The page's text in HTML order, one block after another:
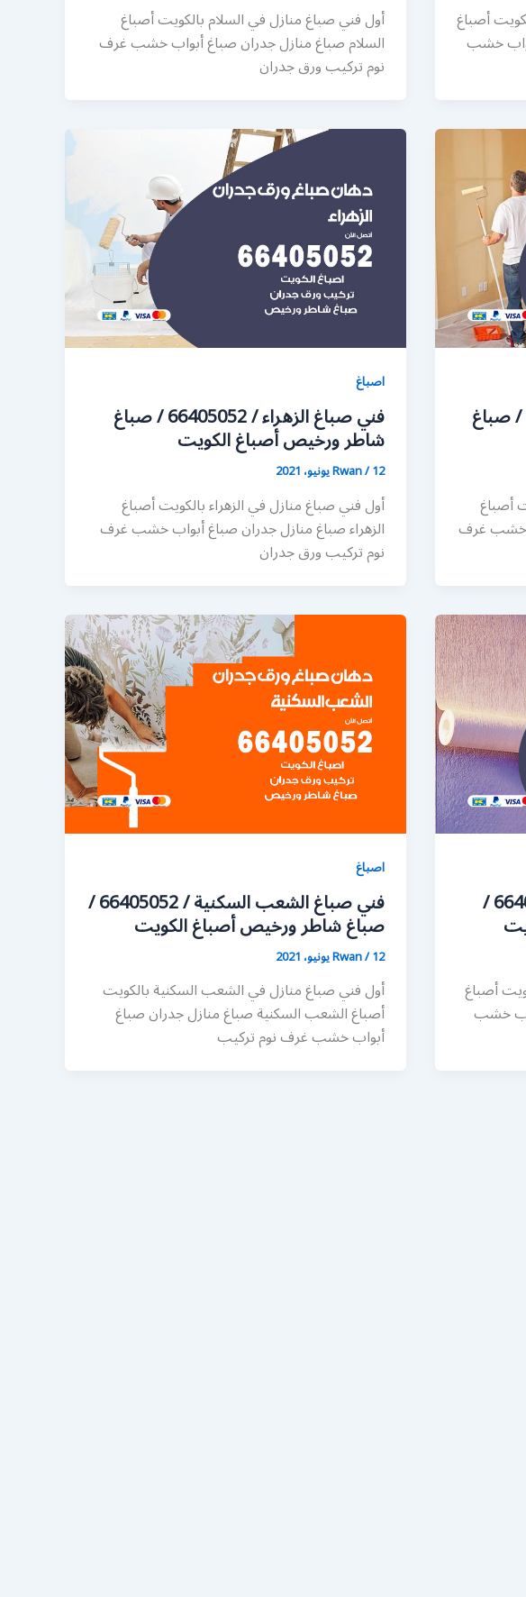
أصباغ
خشب
أول فني صباغ منازل في السلام بالكويت أصباغ
السلام صباغ منازل جدران صباغ أبواب خشب غرف
نوم تركيب ورق جدران
فني صباغ الصديق / 66405052 / صباغ
أصباغ
خشب غرف
اصباغ
فني صباغ الزهراء / 66405052 / صباغ
شاطر ورخيص أصباغ الكويت
Rwan/12 يونيو، 2021
أول فني صباغ منازل في الزهراء بالكويت أصباغ
الزهراء صباغ منازل جدران صباغ أبواب خشب غرف
نوم تركيب ورق جدران
فني صباغ غرب مشرف / 66405052 /
أصباغ
خشب
اصباغ
فني صباغ الشعب السكنية / 66405052 /
صباغ شاطر ورخيص أصباغ الكويت
Rwan/12 يونيو، 2021
أول فني صباغ منازل في الشعب السكنية بالكويت
أصباغ الشعب السكنية صباغ منازل جدران صباغ
أبواب خشب غرف نوم تركيب